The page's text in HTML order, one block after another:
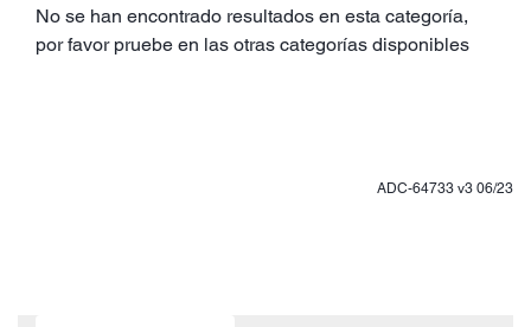
No se han encontrado resultados en esta categoría,
por favor pruebe en las otras categorías disponibles
ADC-64733 v3 06/23